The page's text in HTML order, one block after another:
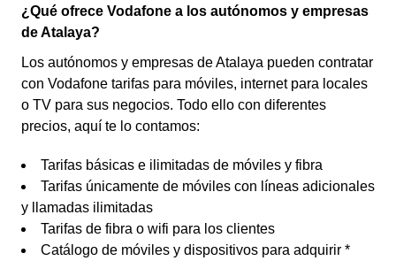
¿Qué ofrece Vodafone a los autónomos y empresas
de Atalaya?
Los autónomos y empresas de Atalaya pueden contratar
con Vodafone tarifas para móviles, internet para locales
o TV para sus negocios. Todo ello con diferentes
precios, aquí te lo contamos:
Tarifas básicas e ilimitadas de móviles y fibra
Tarifas únicamente de móviles con líneas adicionales
y llamadas ilimitadas
Tarifas de fibra o wifi para los clientes
Catálogo de móviles y dispositivos para adquirir *